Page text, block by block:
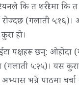
कि त शरीरमा कि
रोज्दछ (गलाती ५:१६)।
हो।
पक्षहरू छन्: ओहोदा
५:२५)। यस
भन्ने पाठमा